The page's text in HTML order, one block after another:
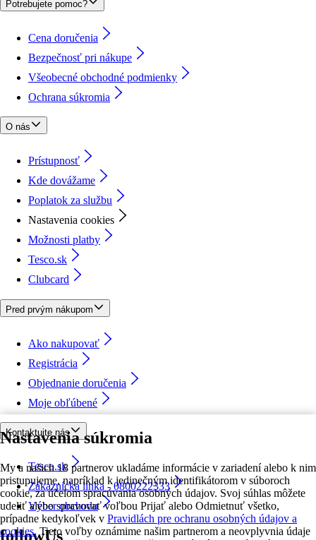
Nastavenia súkromia
My a našich 18 partnerov ukladáme informácie v zariadení alebo k nim
pristupujeme, napríklad k jedinečným identifikátorom v súboroch
cookie, za účelom spracúvania osobných údajov. Svoj súhlas môžete
udeliť alebo spravovať voľbou Prijať alebo Odmietnuť všetko,
prípadne kedykoľvek v Pravidlách pre ochranu osobných údajov a
cookies. Tieto voľby oznámime našim partnerom a neovplyvnia údaje
Potrebujete pomoc?
Cena doručenia
Bezpečnosť pri nákupe
Všeobecné obchodné podmienky
Ochrana súkromia
O nás
Prístupnosť
Kde dovážame
Poplatok za službu
Nastavenia cookies
Možnosti platby
Tesco.sk
Clubcard
Pred prvým nákupom
Ako nakupovať
Registrácia
Objednanie doručenia
Moje obľúbené
Kontaktujte nás
Tesco.sk
Zákaznícka linka - 0800222333
Výber obchodu
followUs